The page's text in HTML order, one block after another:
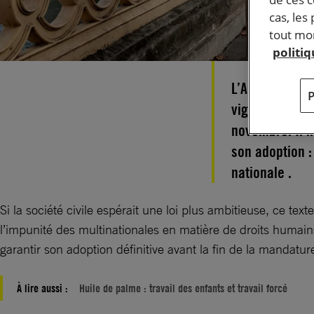
L’Assemblée
vigilance des
novembre. Il
son adoption
nationale .
Si la société civile espérait une loi plus ambitieuse, ce
l’impunité des multinationales en matière de droits
garantir son adoption définitive avant la fin de la
À lire aussi : Huile de palme : travail des enfants et travail forcé
cas,
tout